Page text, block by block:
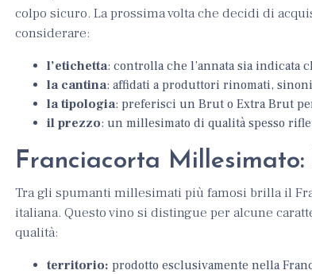
colpo sicuro. La prossima volta che decidi di
considerare:
l’etichetta: controlla che l’annata sia indicata
la cantina: affidati a produttori rinomati,
la tipologia: preferisci un Brut o Extra Brut
il prezzo: un millesimato di qualità spesso
Franciacorta
Tra gli spumanti millesimati più famosi brilla il
italiana. Questo vino si distingue per alcune
qualità:
territorio: prodotto esclusivamente nella